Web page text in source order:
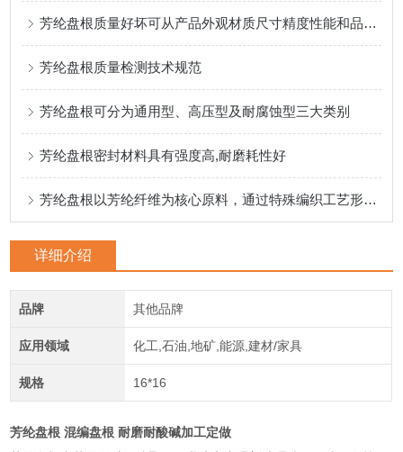
芳纶盘根质量好坏可从产品外观材质尺寸精度性能和品牌来入手
芳纶盘根质量检测技术规范
芳纶盘根可分为通用型、高压型及耐腐蚀型三大类别
芳纶盘根密封材料具有强度高,耐磨耗性好
芳纶盘根以芳纶纤维为核心原料，通过特殊编织工艺形成致密结构
详细介绍
品牌 其他品牌
应用领域 化工,石油,地矿,能源,建材/家具
规格 16*16
芳纶盘根 混编盘根 耐磨耐酸碱加工定做